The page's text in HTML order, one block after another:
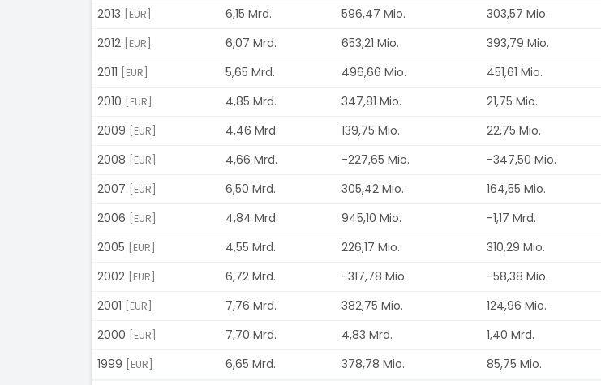
2013
[EUR] 6,15 Mrd. 596,47 Mio. 303,57 Mio.
2012
[EUR] 6,07 Mrd. 653,21 Mio. 393,79 Mio.
2011
[EUR] 5,65 Mrd. 496,66 Mio. 451,61 Mio.
2010
[EUR] 4,85 Mrd. 347,81 Mio. 21,75 Mio.
2009
[EUR] 4,46 Mrd. 139,75 Mio. 22,75 Mio.
2008
[EUR] 4,66 Mrd. -227,65 Mio. -347,50 Mio.
2007
[EUR] 6,50 Mrd. 305,42 Mio. 164,55 Mio.
2006
[EUR] 4,84 Mrd. 945,10 Mio. -1,17 Mrd.
2005
[EUR] 4,55 Mrd. 226,17 Mio. 310,29 Mio.
2002
[EUR] 6,72 Mrd. -317,78 Mio. -58,38 Mio.
2001
[EUR] 7,76 Mrd. 382,75 Mio. 124,96 Mio.
2000
[EUR] 7,70 Mrd. 4,83 Mrd. 1,40 Mrd.
1999
[EUR] 6,65 Mrd. 378,78 Mio. 85,75 Mio.